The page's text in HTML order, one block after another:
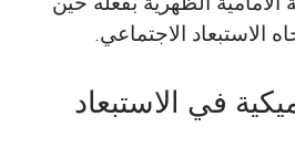
الاستبعاد الاجتماعي.
في الاستبعاد